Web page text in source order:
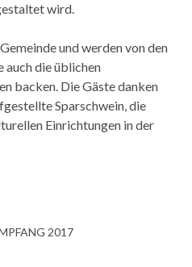
wird.
und werden von den
die üblichen
backen. Die Gäste danken
Sparschwein, die
Einrichtungen in der
2017